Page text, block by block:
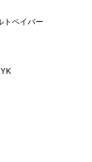
トペイバー